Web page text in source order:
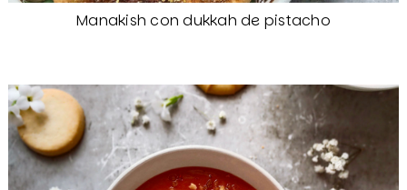
Manakish con dukkah de pistacho